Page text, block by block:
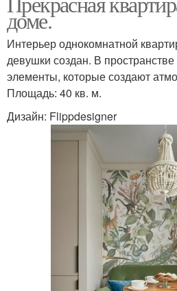
доме.
Интерьер однокомнатной
девушки создан. В
элементы, которые создают
Площадь: 40 кв. м.
Дизайн: Flippdesigner